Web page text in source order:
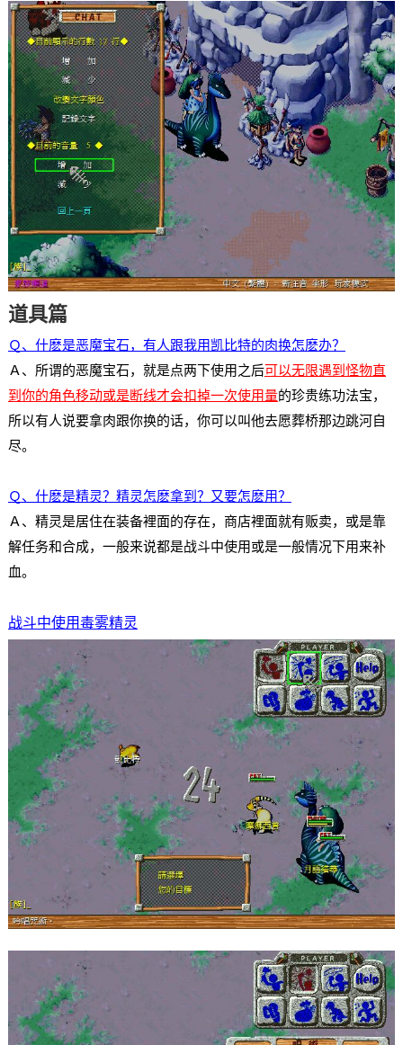
道具篇
Ｑ、什麽是恶魔宝石，有人跟我用凯比特的肉换怎麽办？
Ａ、所谓的恶魔宝石，就是点两下使用之后可以无限遇到怪物直
到你的角色移动或是断线才会扣掉一次使用量的珍贵练功法宝，
所以有人说要拿肉跟你换的话，你可以叫他去愿葬桥那边跳河自
尽。
Ｑ、什麽是精灵？精灵怎麽拿到？又要怎麽用？
Ａ、精灵是居住在装备裡面的存在，商店裡面就有贩卖，或是靠
解任务和合成，一般来说都是战斗中使用或是一般情况下用来补
血。
战斗中使用毒雾精灵